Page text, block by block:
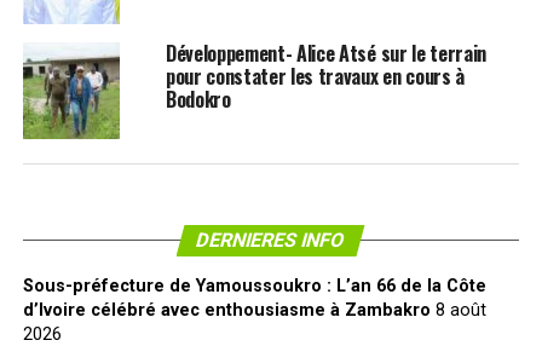
Développement- Alice Atsé sur le terrain
pour constater les travaux en cours à
Bodokro
DERNIERES INFO
Sous-préfecture de Yamoussoukro : L’an 66 de la Côte
d’Ivoire célébré avec enthousiasme à Zambakro 8 août
2026